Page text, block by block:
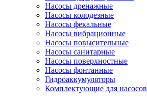
Насосы дренажные
Насосы колодезные
Насосы фекальные
Насосы вибрационные
Насосы повысительные
Насосы санитарные
Насосы поверхностные
Насосы фонтанные
Гидроаккумуляторы
Комплектующие для насосов